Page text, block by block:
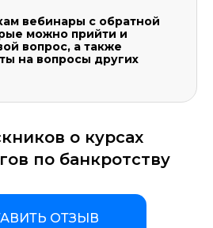
вебинары с обратной
можно прийти и
вопрос, а также
на вопросы других
о курсах
по банкротству
ОТЗЫВ